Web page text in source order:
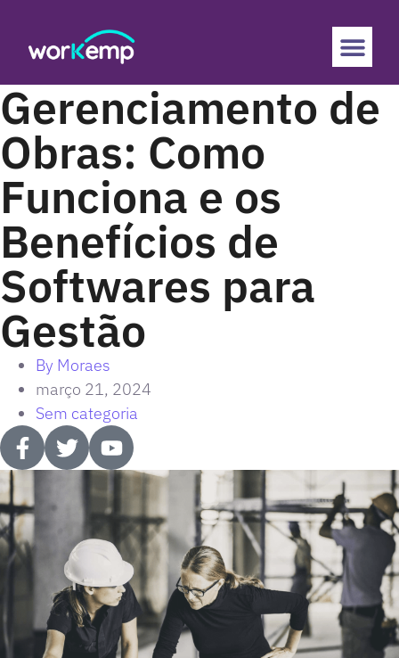
Gerenciamento de
Obras: Como
Funciona e os
Benefícios de
Softwares para
Gestão
By Moraes
março 21, 2024
Sem categoria